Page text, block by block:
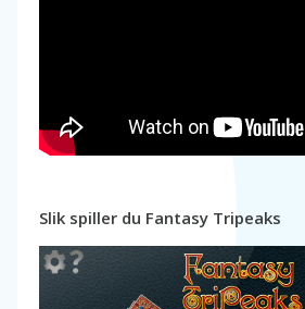
Slik spiller du Fantasy Tripeaks